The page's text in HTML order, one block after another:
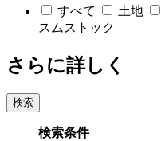
すべて 土地
スムストック
さらに詳しく
検索条件